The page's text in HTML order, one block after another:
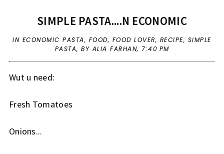
SIMPLE PASTA....N ECONOMIC
IN ECONOMIC PASTA, FOOD, FOOD LOVER, RECIPE, SIMPLE
PASTA, BY ALIA FARHAN, 7:40 PM
Wut u need:
Fresh Tomatoes
Onions...